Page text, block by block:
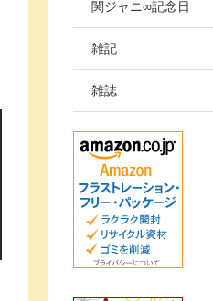
関ジャニ∞記念日
雑記
雑誌